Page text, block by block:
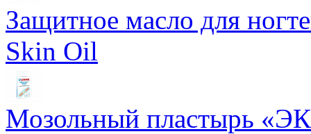
Защитное масло для
Skin Oil
Мозольный пластырь